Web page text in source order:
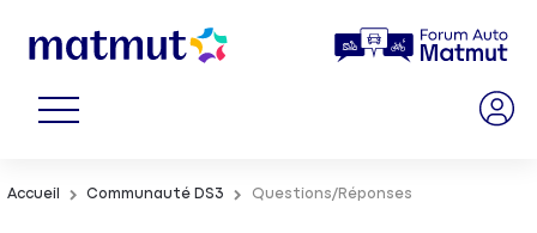
Accueil Communauté DS3 Questions/Réponses